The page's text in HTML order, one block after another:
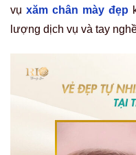
vụ xăm chân mày đẹp
lượng dịch vụ và tay